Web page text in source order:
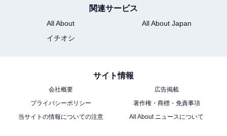
関連サービス
All About
All About Japan
イチオシ
サイト情報
会社概要
広告掲載
プライバシーポリシー
著作権・商標・免責事項
当サイトの情報についての注意
All About ニュースについて